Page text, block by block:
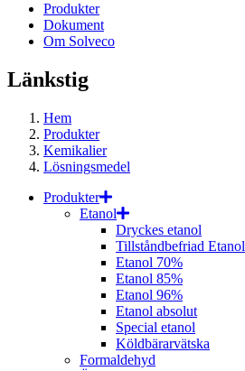
Produkter
Dokument
Om Solveco
Länkstig
Hem
Produkter
Kemikalier
Lösningsmedel
Produkter
Etanol
Dryckes etanol
Tillståndbefriad Etanol
Etanol 70%
Etanol 85%
Etanol 96%
Etanol absolut
Special etanol
Köldbärarvätska
Formaldehyd